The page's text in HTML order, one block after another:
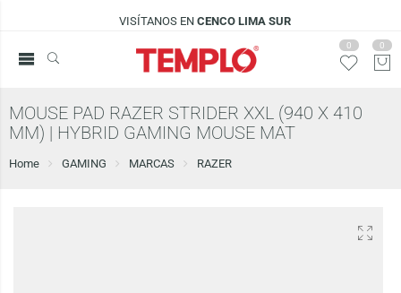
VISÍTANOS ENCENCO LIMA SUR
0 0
MOUSE PAD RAZER STRIDER XXL (940 X 410
MM) | HYBRID GAMING MOUSE MAT
Home GAMING MARCAS RAZER